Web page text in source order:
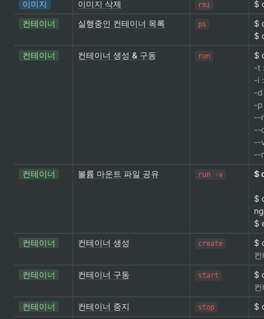
이미지
이미지 삭제 rmi
$
컨테이너
실행중인 컨테이너 목록 ps
$
$
컨테이너
컨테이너 생성 & 구동 run
$
-t
-i
-d
-p
--
--
--
--
컨테이너
볼륨 마운트 파일 공유 run -v $
$
$
컨테이너
컨테이너 생성 create
$
컨테이너
컨테이너 구동 start
$
컨테이너
컨테이너 중지 stop
$